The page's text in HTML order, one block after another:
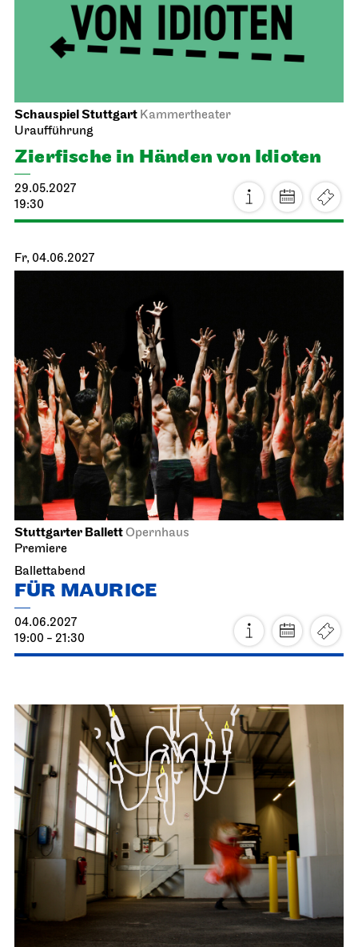
Schauspiel Stuttgart Kammertheater
Uraufführung
Zier­fische in Händen von Idioten
29.05.2027
19:30
Fr, 04.06.2027
Stuttgarter BallettOpernhaus
Premiere
Ballettabend
FÜR MAURICE
04.06.2027
19:00 - 21:30